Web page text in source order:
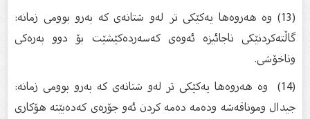
(13) وە هەروەها یەکێکی تر لەو شتانەی کە بەرو بوومی زمانە:
گاڵتەکردنێکی ناجائیزە ئەوەی کەسەردەکێشێت بۆ دوو بەرەکی
وناخۆشی.
(14) وە هەروەها یەکێکی تر لەو شتانەی کە بەرو بوومی زمانە:
جیدال وموناقەشە ودەمە دەمە کردن ئەو جۆرەی کەدەبێتە هۆکاری